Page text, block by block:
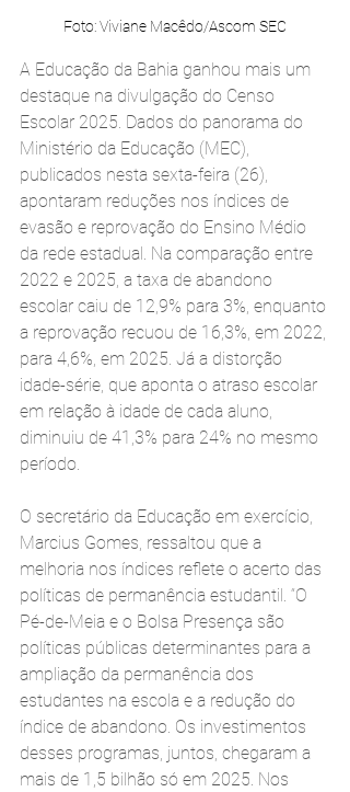
Foto: Viviane Macêdo/Ascom SEC
A Educação da Bahia ganhou mais um
destaque na divulgação do Censo
Escolar 2025. Dados do panorama do
Ministério da Educação (MEC),
publicados nesta sexta-feira (26),
apontaram reduções nos índices de
evasão e reprovação do Ensino Médio
da rede estadual. Na comparação entre
2022 e 2025, a taxa de abandono
escolar caiu de 12,9% para 3%, enquanto
a reprovação recuou de 16,3%, em 2022,
para 4,6%, em 2025. Já a distorção
idade-série, que aponta o atraso escolar
em relação à idade de cada aluno,
diminuiu de 41,3% para 24% no mesmo
período.
O secretário da Educação em exercício,
Marcius Gomes, ressaltou que a
melhoria nos índices reflete o acerto das
políticas de permanência estudantil. “O
Pé-de-Meia e o Bolsa Presença são
políticas públicas determinantes para a
ampliação da permanência dos
estudantes na escola e a redução do
índice de abandono. Os investimentos
desses programas, juntos, chegaram a
mais de 1,5 bilhão só em 2025. Nos